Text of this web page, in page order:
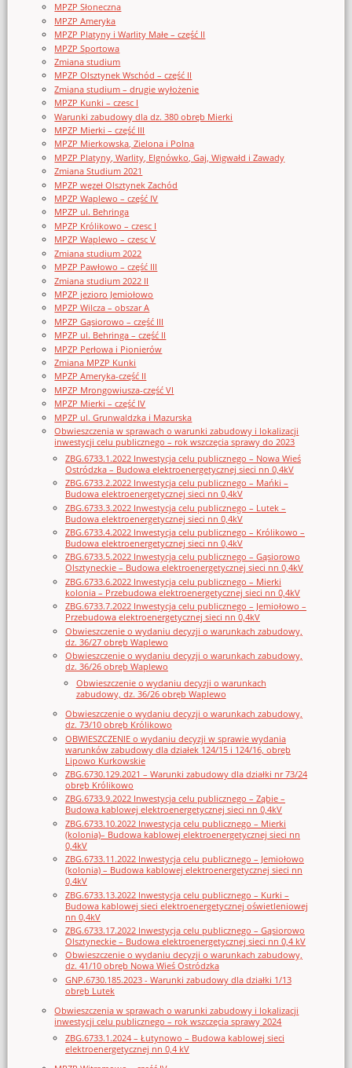
MPZP Słoneczna
MPZP Ameryka
MPZP Platyny i Warlity Małe – część II
MPZP Sportowa
Zmiana studium
MPZP Olsztynek Wschód – część II
Zmiana studium – drugie wyłożenie
MPZP Kunki – czesc I
Warunki zabudowy dla dz. 380 obręb Mierki
MPZP Mierki – część III
MPZP Mierkowska, Zielona i Polna
MPZP Platyny, Warlity, Elgnówko, Gaj, Wigwałd i Zawady
Zmiana Studium 2021
MPZP węzeł Olsztynek Zachód
MPZP Waplewo – część IV
MPZP ul. Behringa
MPZP Królikowo – czesc I
MPZP Waplewo – czesc V
Zmiana studium 2022
MPZP Pawłowo – część III
Zmiana studium 2022 II
MPZP jezioro Jemiołowo
MPZP Wilcza – obszar A
MPZP Gąsiorowo – część III
MPZP ul. Behringa – część II
MPZP Perłowa i Pionierów
Zmiana MPZP Kunki
MPZP Ameryka-część II
MPZP Mrongowiusza-część VI
MPZP Mierki – część IV
MPZP ul. Grunwaldzka i Mazurska
Obwieszczenia w sprawach o warunki zabudowy i lokalizacji
inwestycji celu publicznego – rok wszczęcia sprawy do 2023
ZBG.6733.1.2022 Inwestycja celu publicznego – Nowa Wieś
Ostródzka – Budowa elektroenergetycznej sieci nn 0,4kV
ZBG.6733.2.2022 Inwestycja celu publicznego – Mańki –
Budowa elektroenergetycznej sieci nn 0,4kV
ZBG.6733.3.2022 Inwestycja celu publicznego – Lutek –
Budowa elektroenergetycznej sieci nn 0,4kV
ZBG.6733.4.2022 Inwestycja celu publicznego – Królikowo –
Budowa elektroenergetycznej sieci nn 0,4kV
ZBG.6733.5.2022 Inwestycja celu publicznego – Gąsiorowo
Olsztyneckie – Budowa elektroenergetycznej sieci nn 0,4kV
ZBG.6733.6.2022 Inwestycja celu publicznego – Mierki
kolonia – Przebudowa elektroenergetycznej sieci nn 0,4kV
ZBG.6733.7.2022 Inwestycja celu publicznego – Jemiołowo –
Przebudowa elektroenergetycznej sieci nn 0,4kV
Obwieszczenie o wydaniu decyzji o warunkach zabudowy,
dz. 36/27 obręb Waplewo
Obwieszczenie o wydaniu decyzji o warunkach zabudowy,
dz. 36/26 obręb Waplewo
Obwieszczenie o wydaniu decyzji o warunkach
zabudowy, dz. 36/26 obręb Waplewo
Obwieszczenie o wydaniu decyzji o warunkach zabudowy,
dz. 73/10 obręb Królikowo
OBWIESZCZENIE o wydaniu decyzji w sprawie wydania
warunków zabudowy dla działek 124/15 i 124/16, obręb
Lipowo Kurkowskie
ZBG.6730.129.2021 – Warunki zabudowy dla działki nr 73/24
obręb Królikowo
ZBG.6733.9.2022 Inwestycja celu publicznego – Ząbie –
Budowa kablowej elektroenergetycznej sieci nn 0,4kV
ZBG.6733.10.2022 Inwestycja celu publicznego – Mierki
(kolonia)– Budowa kablowej elektroenergetycznej sieci nn
0,4kV
ZBG.6733.11.2022 Inwestycja celu publicznego – Jemiołowo
(kolonia) – Budowa kablowej elektroenergetycznej sieci nn
0,4kV
ZBG.6733.13.2022 Inwestycja celu publicznego – Kurki –
Budowa kablowej sieci elektroenergetycznej oświetleniowej
nn 0,4kV
ZBG.6733.17.2022 Inwestycja celu publicznego – Gąsiorowo
Olsztyneckie – Budowa elektroenergetycznej sieci nn 0,4 kV
Obwieszczenie o wydaniu decyzji o warunkach zabudowy,
dz. 41/10 obręb Nowa Wieś Ostródzka
GNP.6730.185.2023 - Warunki zabudowy dla działki 1/13
obręb Lutek
Obwieszczenia w sprawach o warunki zabudowy i lokalizacji
inwestycji celu publicznego – rok wszczęcia sprawy 2024
ZBG.6733.1.2024 – Łutynowo – Budowa kablowej sieci
elektroenergetycznej nn 0,4 kV